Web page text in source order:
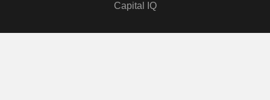
Capital IQ